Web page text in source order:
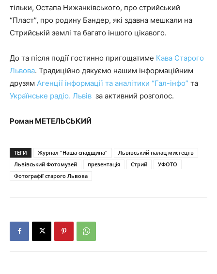
тільки, Остапа Нижанківського, про стрийський
“Пласт”, про родину Бандер, які здавна мешкали на
Стрийській землі та багато іншого цікавого.
До та після події гостинно пригощатиме Кава Старого
Львова. Традиційно дякуємо нашим інформаційним
друзям Агенції інформації та аналітики “Гал-інфо” та
Українське радіо. Львів за активний розголос.
Роман МЕТЕЛЬСЬКИЙ
ТЕГИ Журнал "Наша спадщина"
Львівський палац мистецтв
Львівський Фотомузей
презентація Стрий
УФОТО
Фотографії старого Львова